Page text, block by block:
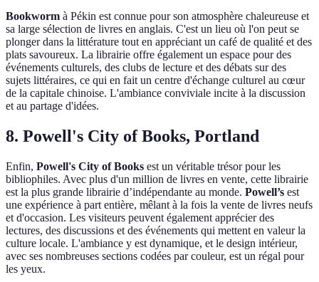
Bookworm à Pékin est connue pour son atmosphère chaleureuse et
sa large sélection de livres en anglais. C'est un lieu où l'on peut se
plonger dans la littérature tout en appréciant un café de qualité et des
plats savoureux. La librairie offre également un espace pour des
événements culturels, des clubs de lecture et des débats sur des
sujets littéraires, ce qui en fait un centre d'échange culturel au cœur
de la capitale chinoise. L'ambiance conviviale incite à la discussion
et au partage d'idées.
8. Powell's City of Books, Portland
Enfin, Powell's City of Books est un véritable trésor pour les
bibliophiles. Avec plus d'un million de livres en vente, cette librairie
est la plus grande librairie d’indépendante au monde. Powell’s est
une expérience à part entière, mêlant à la fois la vente de livres neufs
et d'occasion. Les visiteurs peuvent également apprécier des
lectures, des discussions et des événements qui mettent en valeur la
culture locale. L'ambiance y est dynamique, et le design intérieur,
avec ses nombreuses sections codées par couleur, est un régal pour
les yeux.